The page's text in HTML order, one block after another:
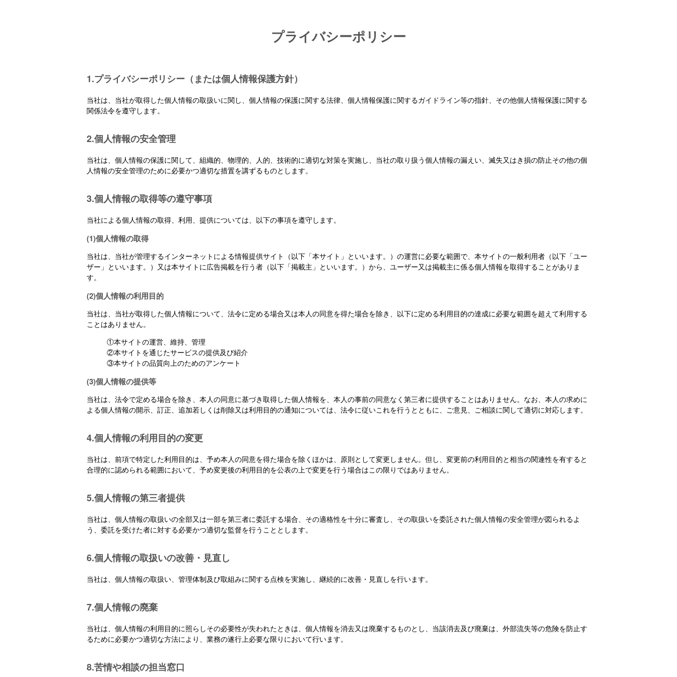
プライバシーポリシー
1.プライバシーポリシー（または個人情報保護方針）
当社は、当社が取得した個人情報の取扱いに関し、個人情報の保護に関する法律、個人情報保護に関するガイドライン等の指針、その他個人情報保護に関する
関係法令を遵守します。
2.個人情報の安全管理
当社は、個人情報の保護に関して、組織的、物理的、人的、技術的に適切な対策を実施し、当社の取り扱う個人情報の漏えい、滅失又はき損の防止その他の個
人情報の安全管理のために必要かつ適切な措置を講ずるものとします。
3.個人情報の取得等の遵守事項
当社による個人情報の取得、利用、提供については、以下の事項を遵守します。
(1)個人情報の取得
当社は、当社が管理するインターネットによる情報提供サイト（以下「本サイト」といいます。）の運営に必要な範囲で、本サイトの一般利用者（以下「ユー
ザー」といいます。）又は本サイトに広告掲載を行う者（以下「掲載主」といいます。）から、ユーザー又は掲載主に係る個人情報を取得することがありま
す。
(2)個人情報の利用目的
当社は、当社が取得した個人情報について、法令に定める場合又は本人の同意を得た場合を除き、以下に定める利用目的の達成に必要な範囲を超えて利用する
ことはありません。
①本サイトの運営、維持、管理
②本サイトを通じたサービスの提供及び紹介
③本サイトの品質向上のためのアンケート
(3)個人情報の提供等
当社は、法令で定める場合を除き、本人の同意に基づき取得した個人情報を、本人の事前の同意なく第三者に提供することはありません。なお、本人の求めに
よる個人情報の開示、訂正、追加若しくは削除又は利用目的の通知については、法令に従いこれを行うとともに、ご意見、ご相談に関して適切に対応します。
4.個人情報の利用目的の変更
当社は、前項で特定した利用目的は、予め本人の同意を得た場合を除くほかは、原則として変更しません。但し、変更前の利用目的と相当の関連性を有すると
合理的に認められる範囲において、予め変更後の利用目的を公表の上で変更を行う場合はこの限りではありません。
5.個人情報の第三者提供
当社は、個人情報の取扱いの全部又は一部を第三者に委託する場合、その適格性を十分に審査し、その取扱いを委託された個人情報の安全管理が図られるよ
う、委託を受けた者に対する必要かつ適切な監督を行うこととします。
6.個人情報の取扱いの改善・見直し
当社は、個人情報の取扱い、管理体制及び取組みに関する点検を実施し、継続的に改善・見直しを行います。
7.個人情報の廃棄
当社は、個人情報の利用目的に照らしその必要性が失われたときは、個人情報を消去又は廃棄するものとし、当該消去及び廃棄は、外部流失等の危険を防止す
るために必要かつ適切な方法により、業務の遂行上必要な限りにおいて行います。
8.苦情や相談の担当窓口